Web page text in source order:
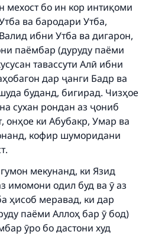
мехост бо ин кор интиқоми
ва бародари Утба,
ибни Утба ва дигарон,
паёмбар (дуруду паёми
тавассути Алӣ ибни
дар ҷанги Бадр ва
буданд, бигирад. Чизҳое
сухан рондан аз ҷониб
онҳое ки Абубакр, Умар ва
кофир шуморидани
мекунанд, ки Язид
имомони одил буд ва ӯ аз
ҳисоб меравад, ки дар
паёми Аллоҳ бар ӯ бод)
ӯро бо дастони худ
on millions of lives
today
crucial for our mission.
The Prophet (ﷺ) said:
others to doing what is
reward as those who
do it."
1893)